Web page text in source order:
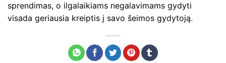
sprendimas, o ilgalaikiams negalavimams gydyti
visada geriausia kreiptis į savo šeimos gydytoją.